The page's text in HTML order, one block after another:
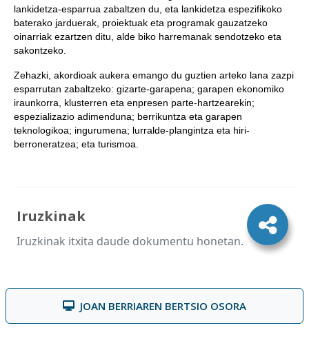
lankidetza-esparrua zabaltzen du, eta lankidetza espezifikoko
baterako jarduerak, proiektuak eta programak gauzatzeko
oinarriak ezartzen ditu, alde biko harremanak sendotzeko eta
sakontzeko.
Zehazki, akordioak aukera emango du guztien arteko lana zazpi
esparrutan zabaltzeko: gizarte-garapena; garapen ekonomiko
iraunkorra, klusterren eta enpresen parte-hartzearekin;
espezializazio adimenduna; berrikuntza eta garapen
teknologikoa; ingurumena; lurralde-plangintza eta hiri-
berroneratzea; eta turismoa.
Iruzkinak
Iruzkinak itxita daude dokumentu honetan.
JOAN BERRIAREN BERTSIO OSORA